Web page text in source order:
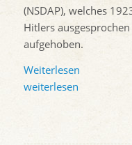
(NSDAP), welches
Hitlers
aufgehoben.
Weiterlesen
weiterlesen